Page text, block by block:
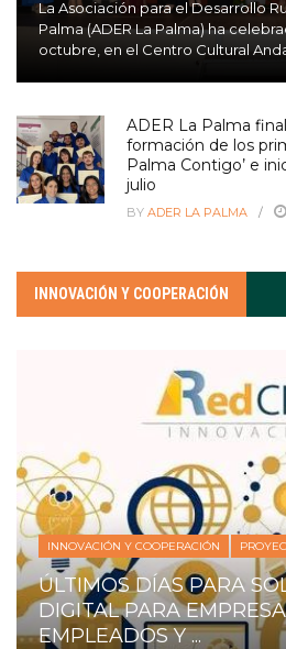
La Asociación para el Desarrollo
Palma (ADER La Palma) ha
octubre, en el Centro Cultural
ADER La Palma
formación de los
Palma Contigo’ e
julio
BY ADER LA PALMA
INNOVACIÓN Y COOPERACIÓN
INNOVACIÓN Y COOPERACIÓN
ÚLTIMOS DÍAS PARA
DIGITAL PARA
EMPLEADOS Y ...